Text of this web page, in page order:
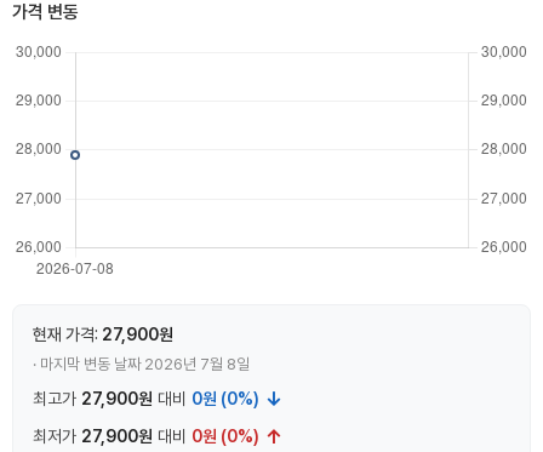
가격 변동
현재 가격: 27,900원
· 마지막 변동 날짜 2026년 7월 8일
최고가 27,900원 대비 0원 (0%) ↓
최저가 27,900원 대비 0원 (0%) ↑